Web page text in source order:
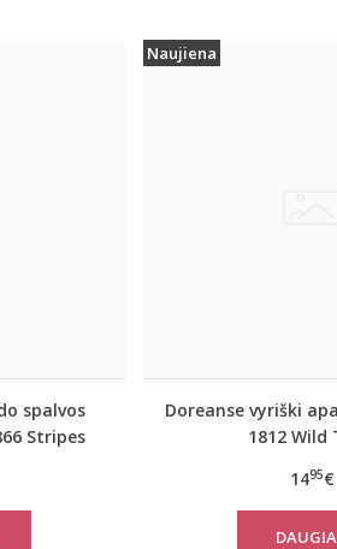
spalvos
Stripes
Naujiena
Doreanse vyriški
1812 Wild
1495€